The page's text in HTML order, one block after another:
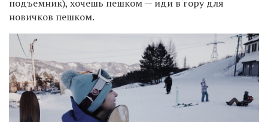
подъемник), хочешь пешком — иди в гору для
новичков пешком.